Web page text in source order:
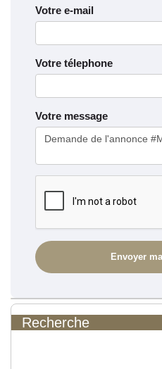
Votre e-mail
Votre télephone
Votre message
Recherche